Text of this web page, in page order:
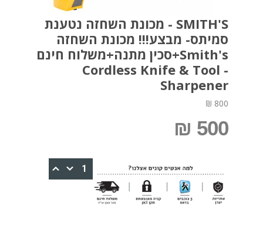
SMITH'S - מכונת השחזה נטענת
סמיתס- מבצע!!! מכונת השחזה
Smith's+סכין מתנה+משלוח חינם
- Cordless Knife & Tool
Sharpener
800 ₪
500 ₪